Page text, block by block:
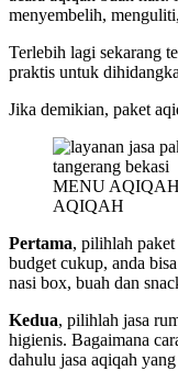
menyembelih,
Terlebih lagi sekarang
praktis untuk
Jika demikian, paket
MENU
AQIQAH
Pertama, pilihlah paket
budget cukup, anda
nasi box, buah dan
Kedua, pilihlah jasa
higienis. Bagaimana
dahulu jasa aqiqah